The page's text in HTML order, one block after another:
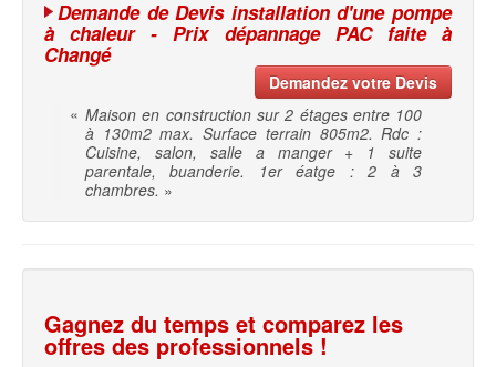
Demande de Devis installation d'une pompe
à chaleur - Prix dépannage PAC faite à
Changé
Demandez votre Devis
« Maison en construction sur 2 étages entre 100
à 130m2 max. Surface terrain 805m2. Rdc :
Cuisine, salon, salle a manger + 1 suite
parentale, buanderie. 1er éatge : 2 à 3
chambres. »
Gagnez du temps et comparez les
offres des professionnels !